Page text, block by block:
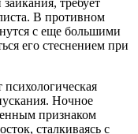
требует
В противном
с еще большими
его стеснением при
психологическая
Ночное
признаком
сталкиваясь с